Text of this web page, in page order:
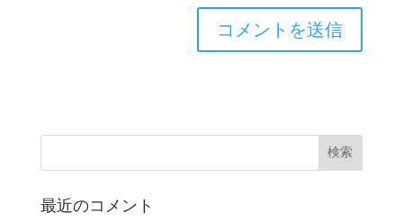
最近のコメント